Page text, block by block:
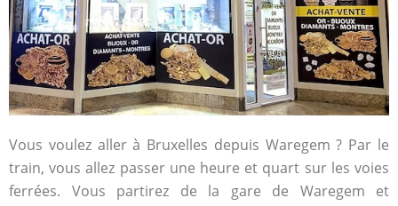
Vous voulez aller à Bruxelles depuis Waregem ? Par le
train, vous allez passer une heure et quart sur les voies
ferrées. Vous partirez de la gare de Waregem et